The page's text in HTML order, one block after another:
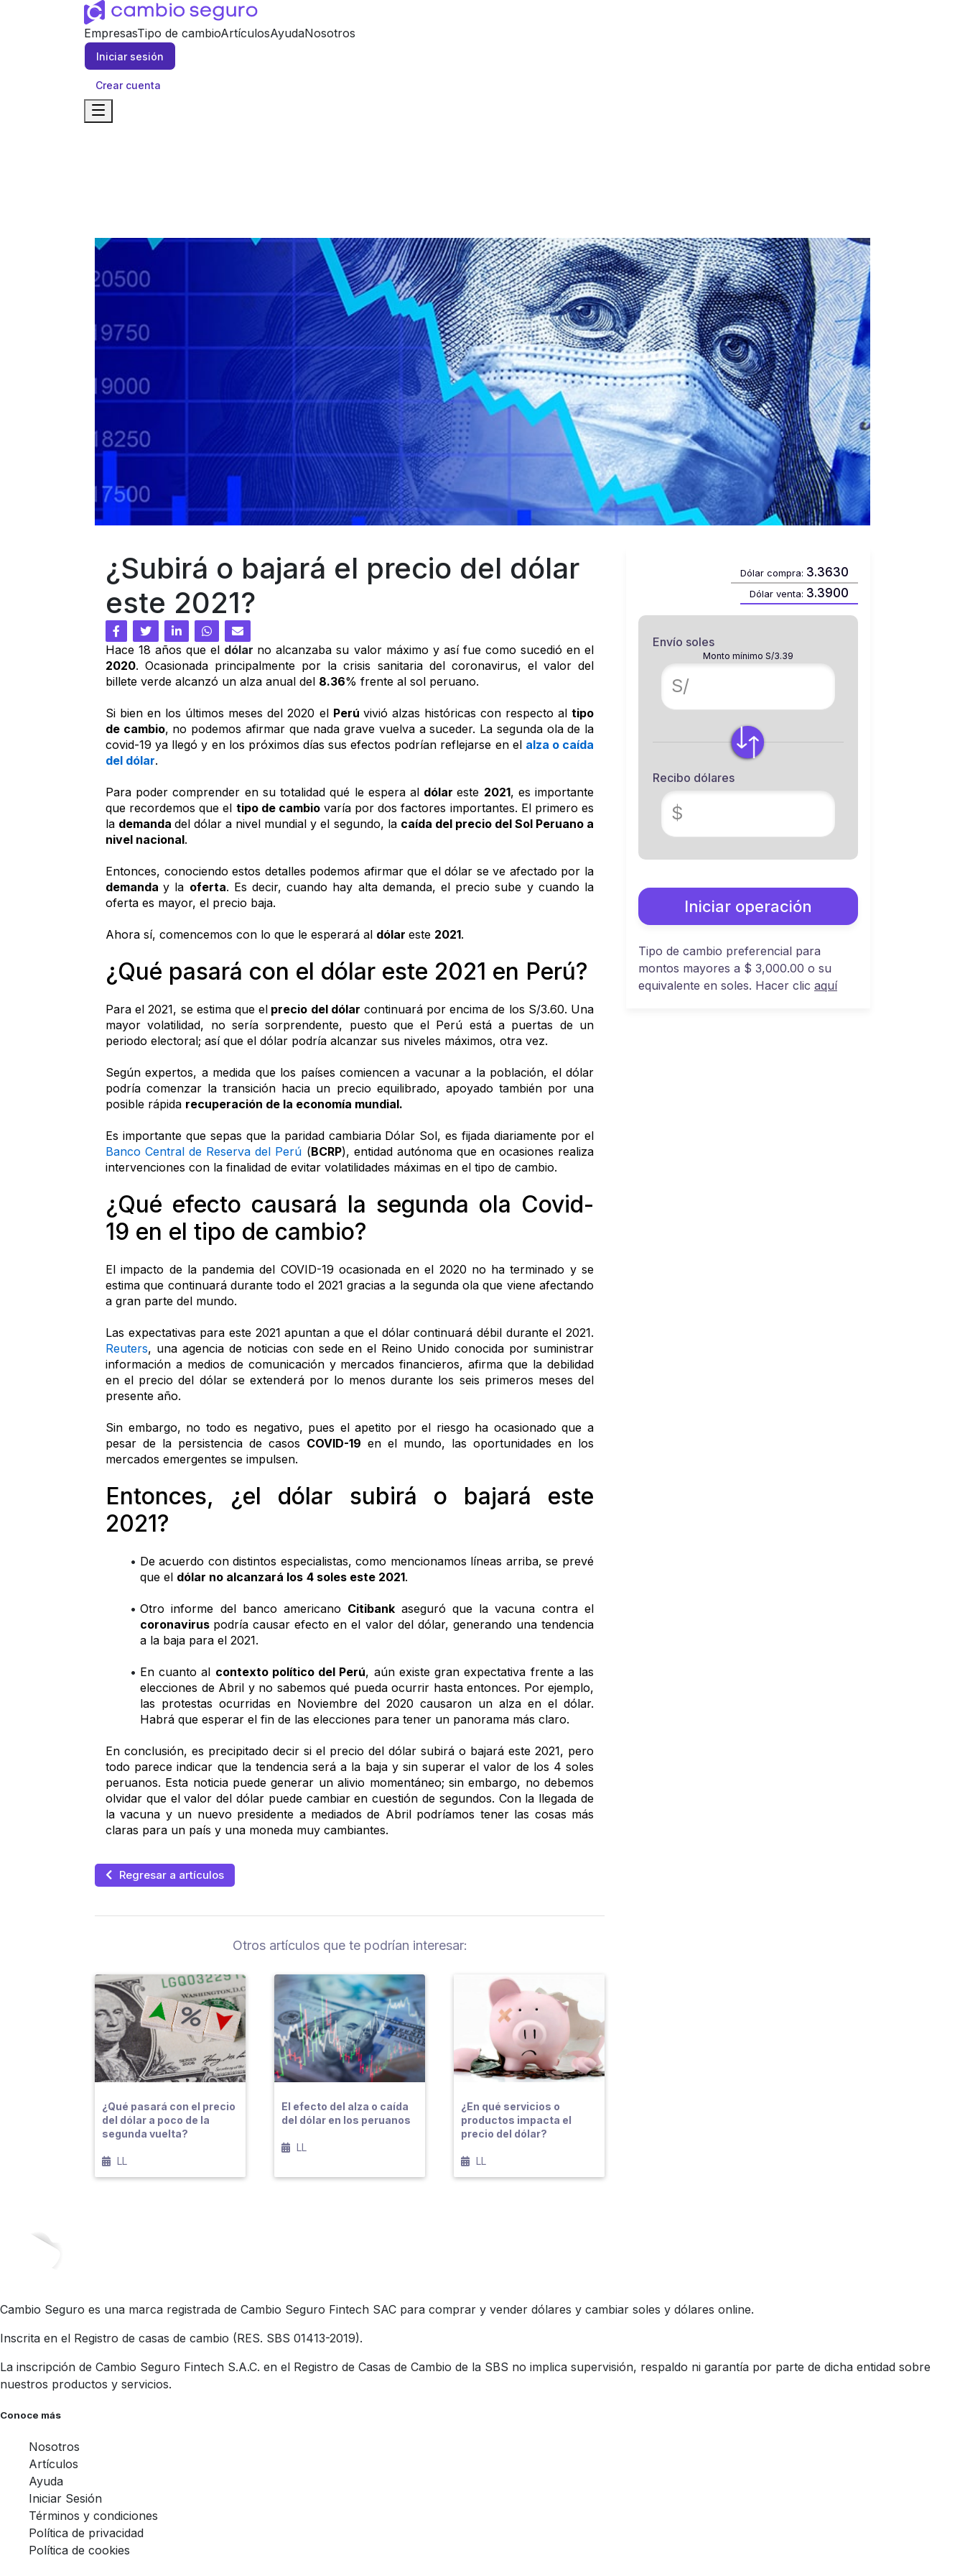
EmpresasTipo de cambioArtículosAyudaNosotros
Iniciar sesión
Crear cuenta
¿Subirá o bajará el precio del dólar
este 2021?
Hace 18 años que el dólar
2020. Ocasionada principalmente por la crisis sanitaria del coronavirus, el valor del
billete verde alcanzó un alza anual del 8.36% frente al sol peruano.
Si bien en los últimos meses del 2020 el Perú vivió alzas históricas con respecto al tipo
de cambio, no podemos afirmar que nada grave vuelva a suceder. La segunda ola de la
covid-19 ya llegó y en los próximos días sus efectos podrían reflejarse en el alza o caída
del dólar.
Para poder comprender en su totalidad qué le espera al dólar este 2021, es importante
que recordemos que el tipo de cambio varía por dos factores importantes. El primero es
la demanda del dólar a nivel mundial y el segundo, la caída del precio del Sol Peruano a
nivel nacional.
demanda y la oferta. Es decir, cuando hay alta demanda, el precio sube y cuando la
oferta es mayor, el precio baja.
Ahora sí, comencemos con lo que le esperará al dólar este 2021.
¿Qué pasará con el dólar este 2021 en Perú?
Para el 2021, se estima que el precio del dólar continuará por encima de los S/3.60. Una
mayor volatilidad, no sería sorprendente, puesto que el Perú está a puertas de un
periodo electoral; así que el dólar podría alcanzar sus niveles máximos, otra vez.
Según expertos, a medida que los países comiencen a vacunar a la población, el dólar
podría comenzar la transición hacia un precio equilibrado, apoyado también por una
posible rápida recuperación de la economía mundial.
Banco Central de Reserva del Perú (BCRP), entidad autónoma que en ocasiones realiza
intervenciones con la finalidad de evitar volatilidades máximas en el tipo de cambio.
¿Qué efecto causará la segunda ola Covid-
19 en el tipo de cambio?
El impacto de la pandemia del COVID-19 ocasionada en el 2020 no ha terminado y se
estima que continuará durante todo el 2021 gracias a la segunda ola que viene afectando
a gran parte del mundo.
Reuters, una agencia de noticias con sede en el Reino Unido conocida por suministrar
información a medios de comunicación y mercados financieros, afirma que la debilidad
en el precio del dólar se extenderá por lo menos durante los seis primeros meses del
presente año.
Sin embargo, no todo es negativo, pues el apetito por el riesgo ha ocasionado que a
pesar de la persistencia de casos COVID-19 en el mundo, las oportunidades en los
mercados emergentes se impulsen.
Entonces, ¿el dólar subirá o bajará este
2021?
De acuerdo con distintos especialistas, como mencionamos líneas arriba, se prevé
que el dólar no alcanzará los 4 soles este 2021.
Otro informe del banco americano Citibank
coronavirus podría causar efecto en el valor del dólar, generando una tendencia
a la baja para el 2021.
En cuanto al contexto político del Perú, aún existe gran expectativa frente a las
elecciones de Abril y no sabemos qué pueda ocurrir hasta entonces. Por ejemplo,
las protestas ocurridas en Noviembre del 2020 causaron un alza en el dólar.
Habrá que esperar el fin de las elecciones para tener un panorama más claro.
En conclusión, es precipitado decir si el precio del dólar subirá o bajará este 2021, pero
todo parece indicar que la tendencia será a la baja y sin superar el valor de los 4 soles
peruanos. Esta noticia puede generar un alivio momentáneo; sin embargo, no debemos
olvidar que el valor del dólar puede cambiar en cuestión de segundos. Con la llegada de
la vacuna y un nuevo presidente a mediados de Abril podríamos tener las cosas más
claras para un país y una moneda muy cambiantes.
Dólar compra: 3.3630
Dólar venta: 3.3900
Envío soles
Monto mínimo S/3.39
S/
Recibo dólares
$
Iniciar operación
Tipo de cambio preferencial para
montos mayores a $ 3,000.00 o su
equivalente en soles. Hacer clic aquí
Regresar a artículos
Otros artículos que te podrían interesar:
¿Qué pasará con el precio
del dólar a poco de la
segunda vuelta?
LL
El efecto del alza o caída
del dólar en los peruanos
LL
¿En qué servicios o
productos impacta el
precio del dólar?
LL
Cambio Seguro es una marca registrada de Cambio Seguro Fintech SAC para comprar y vender dólares y cambiar soles y dólares online.
Inscrita en el Registro de casas de cambio (RES. SBS 01413-2019).
La inscripción de Cambio Seguro Fintech S.A.C. en el Registro de Casas de Cambio de la SBS no implica supervisión, respaldo ni garantía por parte de dicha entidad sobre
nuestros productos y servicios.
Conoce más
Nosotros
Artículos
Ayuda
Iniciar Sesión
Términos y condiciones
Política de privacidad
Política de cookies